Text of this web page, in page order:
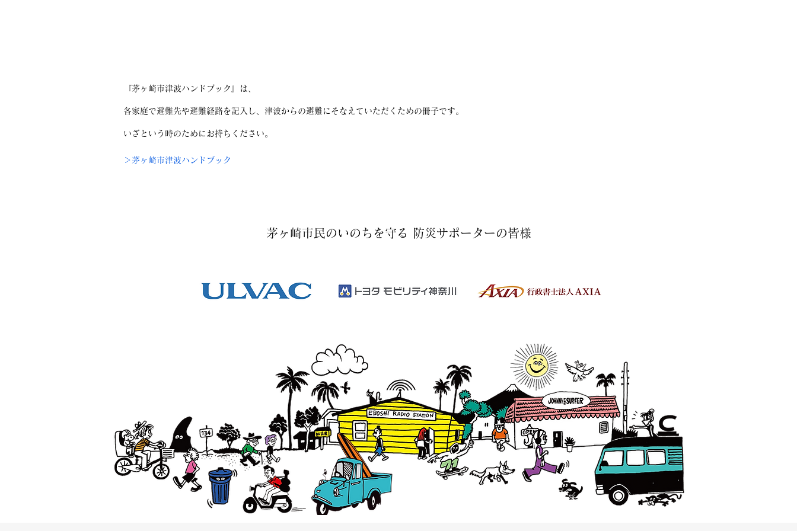
『茅ヶ崎市津波ハンドブック』は、
各家庭で避難先や避難経路を記入し、津波からの避難にそなえていただくための冊子です。
いざという時のためにお持ちください。
＞茅ヶ崎市津波ハンドブック
茅ヶ崎市民のいのちを守る 防災サポーターの皆様